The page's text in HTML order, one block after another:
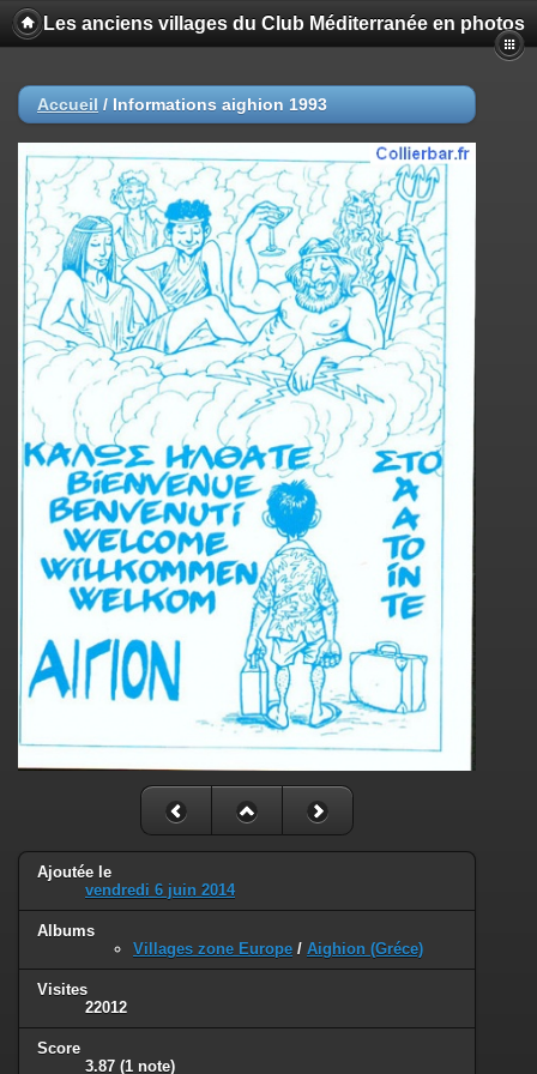
Les anciens villages du Club Méditerranée en photos
Accueil / Informations aighion 1993
Ajoutée le
vendredi 6 juin 2014
Albums
Villages zone Europe / Aighion (Gréce)
Visites
22012
Score
3.87 (1 note)